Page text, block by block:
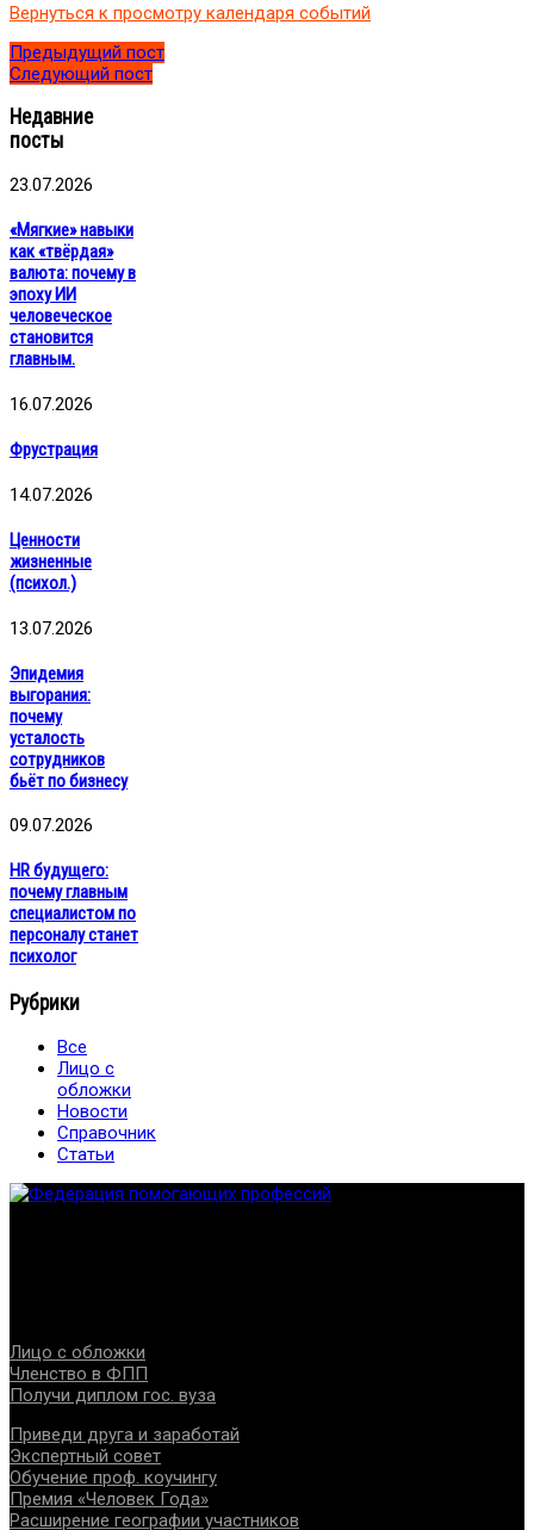
Вернуться к просмотру календаря событий
Предыдущий пост
Следующий пост
Недавние
посты
23.07.2026
«Мягкие» навыки
как «твёрдая»
валюта: почему в
эпоху ИИ
человеческое
становится
главным.
16.07.2026
Фрустрация
14.07.2026
Ценности
жизненные
(психол.)
13.07.2026
Эпидемия
выгорания:
почему
усталость
сотрудников
бьёт по бизнесу
09.07.2026
HR будущего:
почему главным
специалистом по
персоналу станет
психолог
Рубрики
Все
Лицо с
обложки
Новости
Справочник
Статьи
Лицо с обложки
Членство в ФПП
Получи диплом гос. вуза
Приведи друга и заработай
Экспертный совет
Обучение проф. коучингу
Премия «Человек Года»
Расширение географии участников